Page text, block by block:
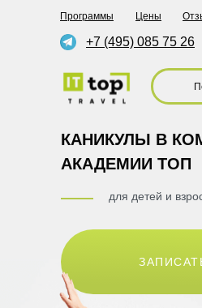
КАНИКУЛЫ В
АКАДЕМИИ TOП
для детей и
+7 (495) 085 75 26
Программы Цены